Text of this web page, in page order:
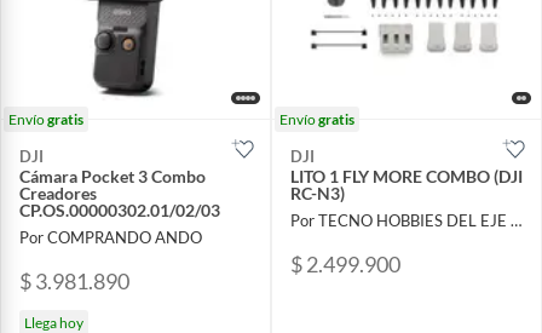
Envíogratis
DJI
Cámara Pocket 3 Combo
Creadores
CP.OS.00000302.01/02/03
Por COMPRANDO ANDO
$ 3.981.890
Llega hoy
Envíogratis
DJI
LITO 1 FLY MORE COMBO (DJI
RC-N3)
Por TECNO HOBBIES DEL EJE SAS
$ 2.499.900